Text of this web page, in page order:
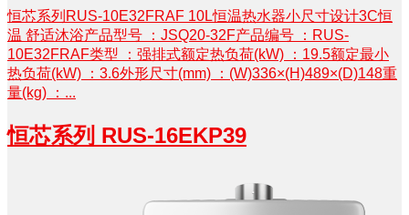
恒芯系列RUS-10E32FRAF 10L恒温热水器小尺寸设计3C恒
温 舒适沐浴产品型号 ：JSQ20-32F产品编号 ：RUS-
10E32FRAF类型 ：强排式额定热负荷(kW) ：19.5额定最小
热负荷(kW) ：3.6外形尺寸(mm) ：(W)336×(H)489×(D)148重
量(kg) ：...
恒芯系列 RUS-16EKP39